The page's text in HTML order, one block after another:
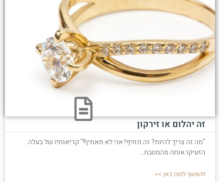
זה יהלום או זירקון
"מה זה צריך להיות? זה מזויף! אני לא מאמין!!" קריאותיו של בעלה
הזעיקו אותה מהמטבח...
להמשך לחצו כאן >>